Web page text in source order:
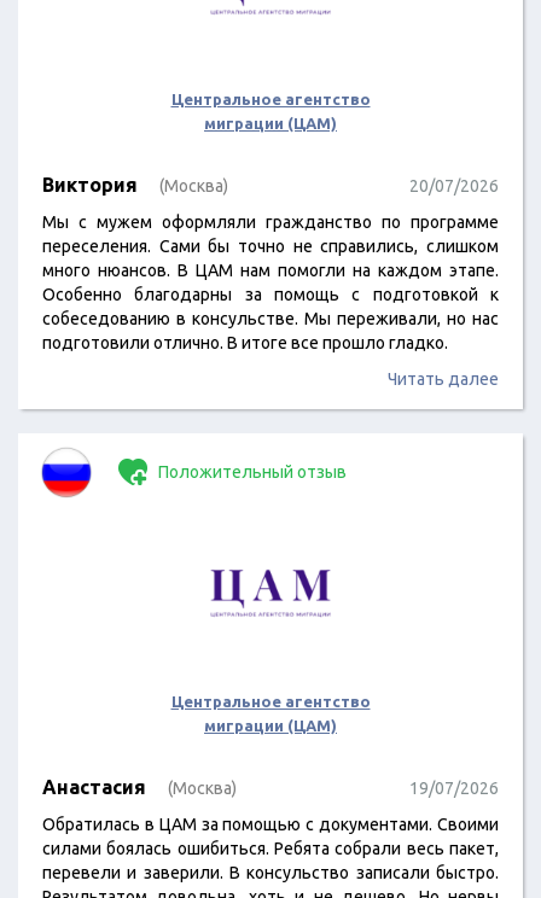
Центральное агентство
миграции (ЦАМ)
Виктория (Москва)
20/07/2026
Мы с мужем оформляли гражданство по программе
переселения. Сами бы точно не справились, слишком
много нюансов. В ЦАМ нам помогли на каждом этапе.
Особенно благодарны за помощь с подготовкой к
собеседованию в консульстве. Мы переживали, но нас
подготовили отлично. В итоге все прошло гладко.
Читать далее
Положительный отзыв
Центральное агентство
миграции (ЦАМ)
Анастасия (Москва)
19/07/2026
Обратилась в ЦАМ за помощью с документами. Своими
силами боялась ошибиться. Ребята собрали весь пакет,
перевели и заверили. В консульство записали быстро.